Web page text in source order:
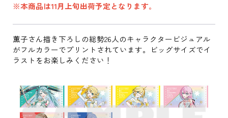
※本商品は11月上旬出荷予定となります。
薫子さん描き下ろしの総勢26人のキャラクタービジュアル
がフルカラーでプリントされています。ビッグサイズでイ
ラストをお楽しみください！